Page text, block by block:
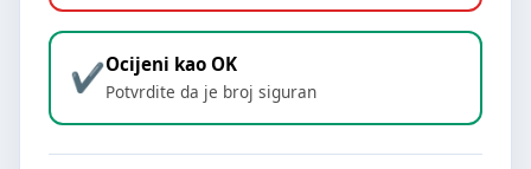
Ocijeni kao OK
Potvrdite da je broj siguran